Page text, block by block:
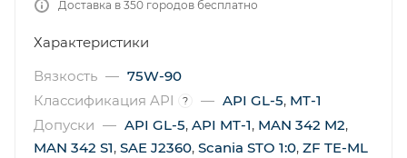
Доставка в 350 городов бесплатно
Характеристики
Вязкость — 75W-90
Классификация API
? — API GL-5, MT-1
Допуски — API GL-5, API MT-1, MAN 342 M2,
MAN 342 S1, SAE J2360, Scania STO 1:0, ZF TE-ML